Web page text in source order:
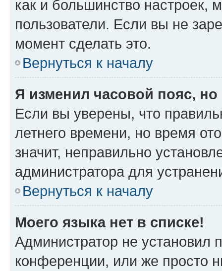
как и большинство настроек,
пользователи. Если вы не
момент сделать это.
Вернуться к началу
Я изменил часовой пояс,
Если вы уверены, что
летнего времени, но время
значит, неправильно
администратора для
Вернуться к началу
Моего языка нет в списке!
Администратор не установил
конференции, или же просто